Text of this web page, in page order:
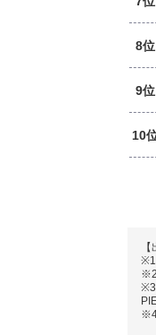
8位
9位
10
※1
※2
※3
※4